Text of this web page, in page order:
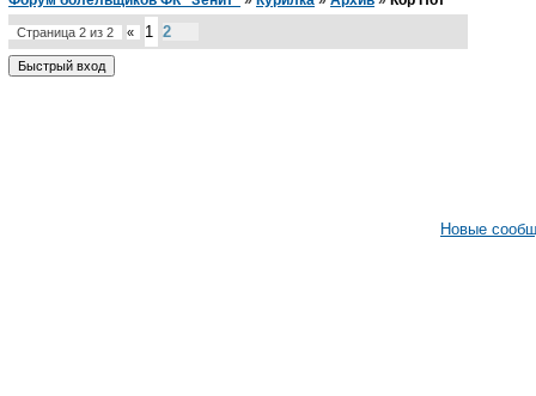
Страница 2 из 2 « 1 2
Новые